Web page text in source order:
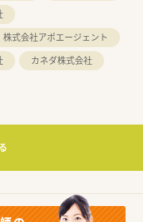
株式会社アポエージェント
カネダ株式会社